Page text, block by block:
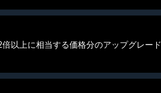
以上に相当する価格分のアップグレード